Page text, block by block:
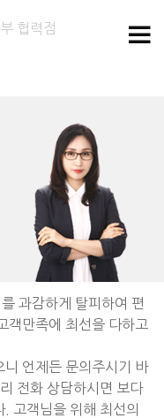
협력점
과감하게 탈피하여 편
객만족에 최선을 다하고
니 언제든 문의주시기 바
전화 상담하시면 보다
고객님을 위해 최선의